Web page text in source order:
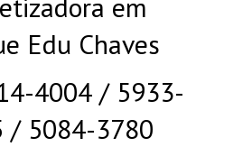
em
Edu Chaves
4004 / 5933-
/ 5084-3780